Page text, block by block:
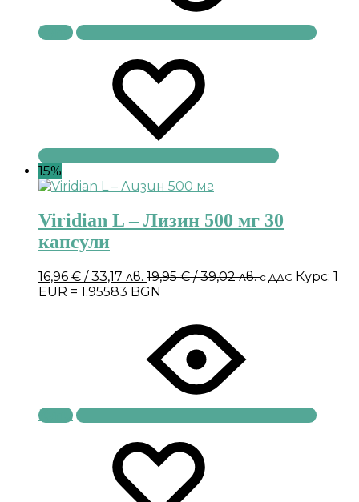
Купи
15%
Viridian L – Лизин 500 мг 30
капсули
16,96 € / 33,17 лв. 19,95€/ 39,02 лв.с ДДС Курс: 1
EUR = 1.95583 BGN
Купи